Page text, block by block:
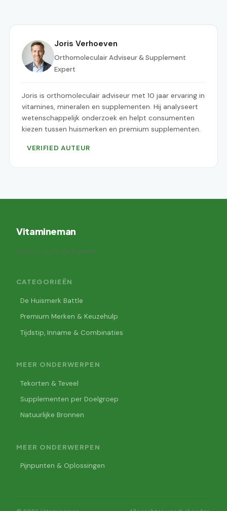
Joris Verhoeven
Orthomoleculair Adviseur & Supplement
Expert
Joris is orthomoleculair adviseur met 10 jaar ervaring in
vitamines, mineralen en supplementen. Hij analyseert
wetenschappelijk onderzoek en helpt consumenten
kiezen tussen huismerken en premium supplementen.
VERIFIED AUTEUR
Vitamineman
Auteur: Joris Verhoeven
CATEGORIEËN
De Huismerk Battle
Premium Merken & Keuzehulp
Tijdstip, Inname & Combinaties
MEER ONDERWERPEN
Tekorten & Teveel
Supplementen per Doelgroep
Natuurlijke Bronnen
MEER ONDERWERPEN
Pijnpunten & Oplossingen